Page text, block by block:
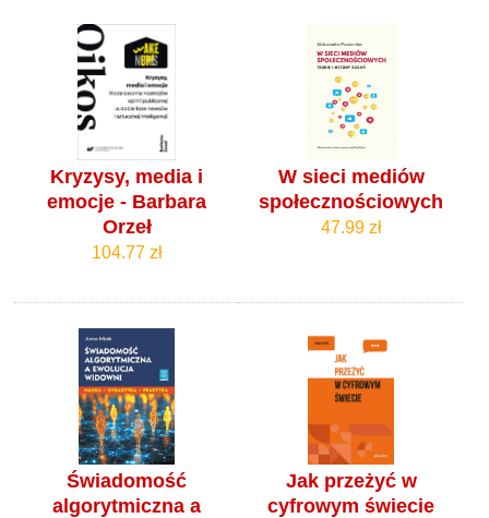
Kryzysy, media i
emocje - Barbara
Orzeł
104.77 zł
W sieci mediów
społecznościowych
47.99 zł
Świadomość
algorytmiczna a
Jak przeżyć w
cyfrowym świecie